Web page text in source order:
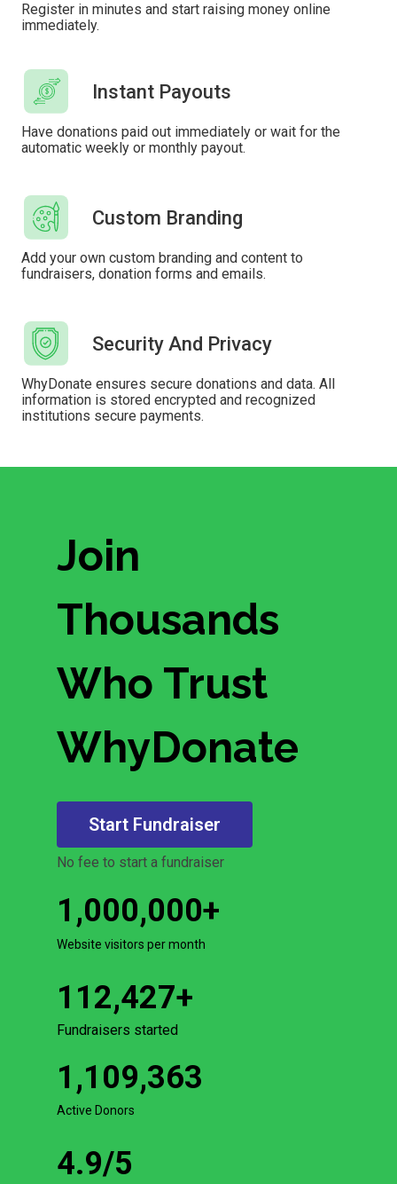
Register in minutes and start raising money online
immediately.
Instant Payouts
Have donations paid out immediately or wait for the
automatic weekly or monthly payout.
Custom Branding
Add your own custom branding and content to
fundraisers, donation forms and emails.
Security And Privacy
WhyDonate ensures secure donations and data. All
information is stored encrypted and recognized
institutions secure payments.
Join
Thousands
Who Trust
WhyDonate
Start Fundraiser
No fee to start a fundraiser
1,000,000+
Website visitors per month
112,427+
Fundraisers started
1,109,363
Active Donors
4.9/5